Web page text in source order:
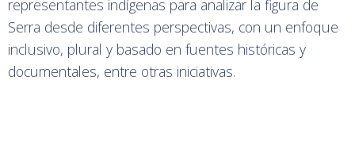
representantes indígenas para analizar la figura de
Serra desde diferentes perspectivas, con un enfoque
inclusivo, plural y basado en fuentes históricas y
documentales, entre otras iniciativas.